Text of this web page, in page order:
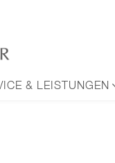
& LEISTUNGEN